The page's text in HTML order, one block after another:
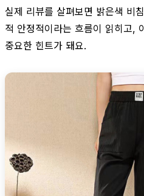
실제 리뷰를 살펴보면 밝은색 비
적 안정적이라는 흐름이 읽히고,
중요한 힌트가 돼요.